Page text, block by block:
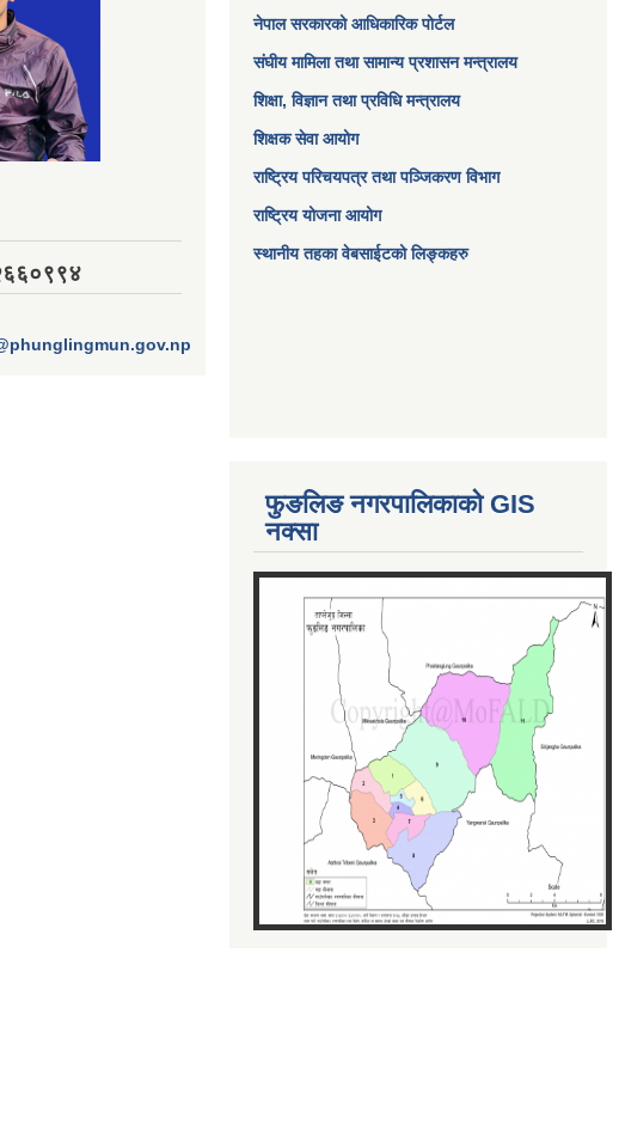
नेपाल सरकारको आधिकारिक पोर्टल
संघीय मामिला तथा सामान्य प्रशासन मन्त्रालय
शिक्षा, विज्ञान तथा प्रविधि मन्त्रालय
शिक्षक सेवा आयोग
राष्ट्रिय परिचयपत्र तथा पञ्जिकरण विभाग
राष्ट्रिय योजना आयोग
स्थानीय तहका वेबसाईटको लिङ्कहरु
फुङलिङ नगरपालिकाको GIS
नक्सा